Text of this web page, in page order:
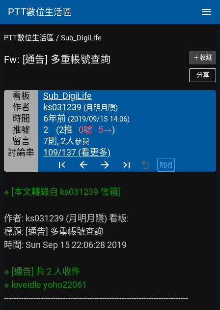
PTT數位生活區
PTT數位生活區 / Sub_DigiLife
Fw: [通告] 多重帳號查詢 ＋收藏
分享
看板
Sub_DigiLife
作者
ks031239 (月明月隱)
時間 6年前 (2019/09/15 14:06)
推噓 2 (2推 0噓 5→)
留言
7則, 2人參與
討論串 109/137 (看更多)
說明
作者: ks031239 (月明月隱) 看板:
標題: [通告] 多重帳號查詢
時間: Sun Sep 15 22:06:28 2019
※ [通告] 共 2 人收件
---------------------------------------------------------------------------